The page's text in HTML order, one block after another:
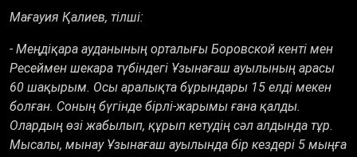
Мағауия Қалиев, тілші:
- Меңдіқара ауданының орталығы Боровской кенті мен
Ресеймен шекара түбіндегі Ұзынағаш ауылының арасы
60 шақырым. Осы аралықта бұрындары 15 елді мекен
болған. Соның бүгінде бірлі-жарымы ғана қалды.
Олардың өзі жабылып, құрып кетудің сәл алдында тұр.
Мысалы, мынау Ұзынағаш ауылында бір кездері 5 мыңға